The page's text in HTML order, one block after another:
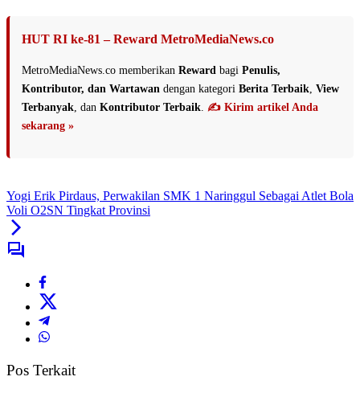
HUT RI ke-81 – Reward MetroMediaNews.co
MetroMediaNews.co memberikan Reward bagi Penulis,
Kontributor, dan Wartawan dengan kategori Berita Terbaik View
Terbanyak , dan Kontributor Terbaik ✍️ Kirim artikel Anda
sekarang »
Yogi Erik Pirdaus, Perwakilan SMK 1 Naringgul Sebagai Atlet Bola
Voli O2SN Tingkat Provinsi
Pos Terkait